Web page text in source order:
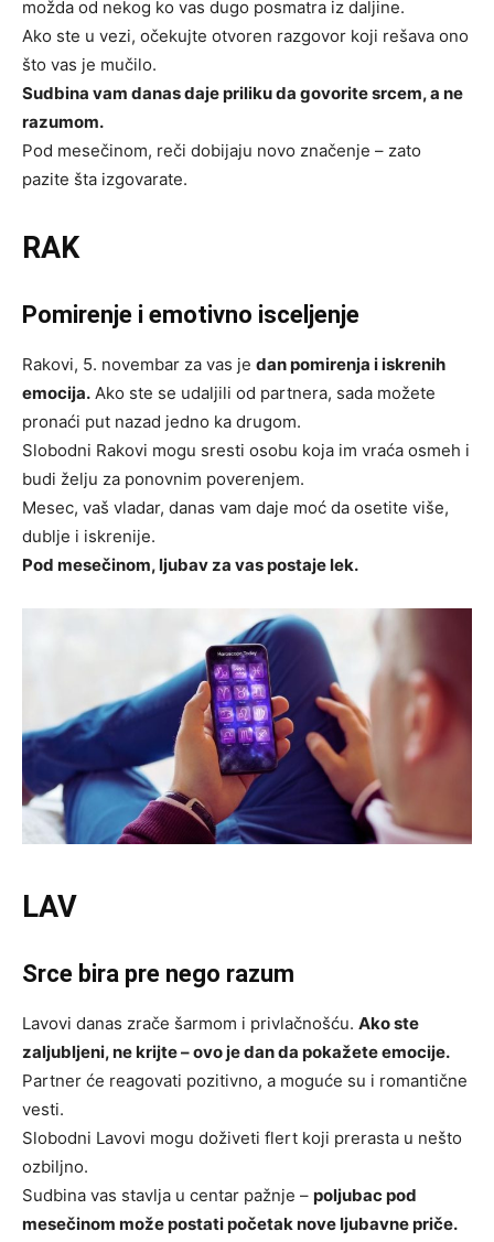
možda od nekog ko vas dugo posmatra iz daljine.
Ako ste u vezi, očekujte otvoren razgovor koji rešava ono
što vas je mučilo.
Sudbina vam danas daje priliku da govorite srcem, a ne
razumom.
Pod mesečinom, reči dobijaju novo značenje – zato
pazite šta izgovarate.
RAK
Pomirenje i emotivno isceljenje
Rakovi, 5. novembar za vas je dan pomirenja i iskrenih
emocija. Ako ste se udaljili od partnera, sada možete
pronaći put nazad jedno ka drugom.
Slobodni Rakovi mogu sresti osobu koja im vraća osmeh i
budi želju za ponovnim poverenjem.
Mesec, vaš vladar, danas vam daje moć da osetite više,
dublje i iskrenije.
Pod mesečinom, ljubav za vas postaje lek.
LAV
Srce bira pre nego razum
Lavovi danas zrače šarmom i privlačnošću. Ako ste
zaljubljeni, ne krijte – ovo je dan da pokažete emocije.
Partner će reagovati pozitivno, a moguće su i romantične
vesti.
Slobodni Lavovi mogu doživeti flert koji prerasta u nešto
ozbiljno.
Sudbina vas stavlja u centar pažnje – poljubac pod
mesečinom može postati početak nove ljubavne priče.